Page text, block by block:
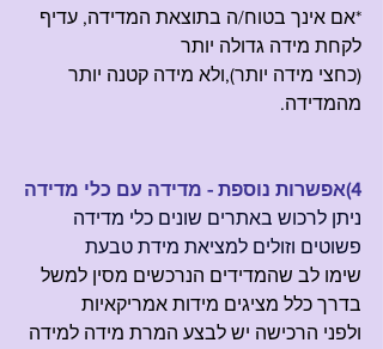
*אם אינך בטוח/ה בתוצאת המדידה, עדיף
לקחת מידה גדולה יותר
(כחצי מידה יותר),ולא מידה קטנה יותר
מהמדידה.
4)אפשרות נוספת - מדידה עם כלי מדידה
ניתן לרכוש באתרים שונים כלי מדידה
פשוטים וזולים למציאת מידת טבעת
שימו לב שהמדידים הנרכשים מסין למשל
בדרך כלל מציגים מידות אמריקאיות
ולפני הרכישה יש לבצע המרת מידה למידה